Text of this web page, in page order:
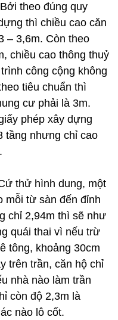
theo đúng quy
thì chiều cao căn
– 3,6m. Còn theo
chiều cao thông thuỷ
công cộng không
tiêu chuẩn thì
cư phải là 3m.
phép xây dựng
tầng nhưng chỉ cao
thử hình dung, một
mỗi từ sàn đến đỉnh
chỉ 2,94m thì sẽ như
quái thai vì nếu trừ
tông, khoảng 30cm
trên trần, căn hộ chỉ
nhà nào làm trần
còn độ 2,3m là
nào lô cốt.